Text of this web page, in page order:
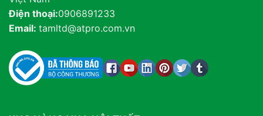
Điện thoại:0906891233
Email: tamltd@atpro.com.vn